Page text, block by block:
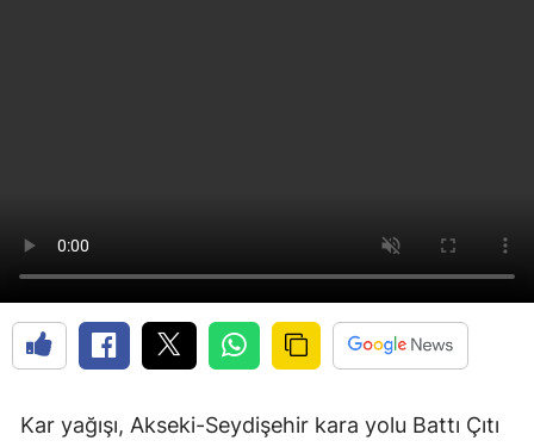
Kar yağışı, Akseki-Seydişehir kara yolu Battı Çıtı